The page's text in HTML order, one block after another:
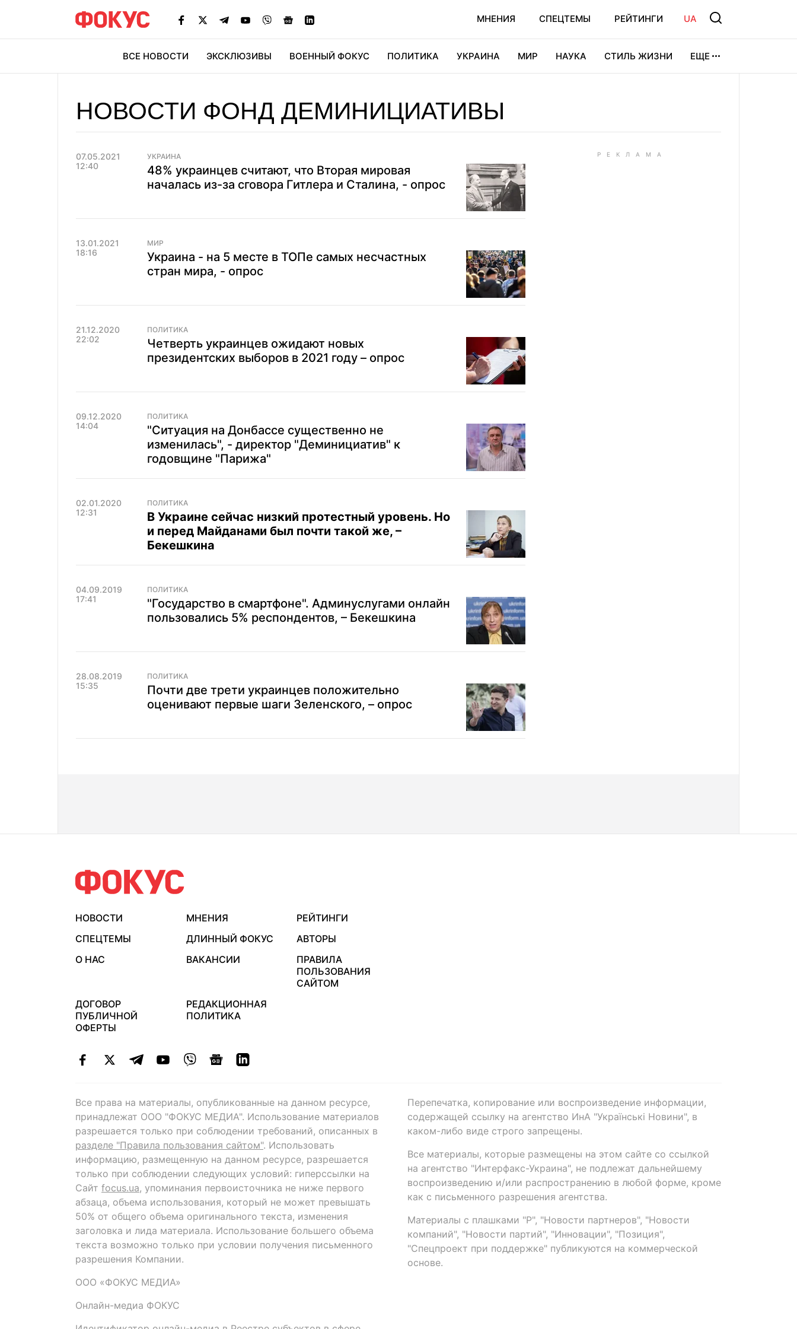
МНЕНИЯ СПЕЦТЕМЫ РЕЙТИНГИ UA
ВСЕ НОВОСТИ ЭКСКЛЮЗИВЫ ВОЕННЫЙ ФОКУС ПОЛИТИКА УКРАИНА МИР НАУКА СТИЛЬ ЖИЗНИ ЕЩЕ
НОВОСТИ ФОНД ДЕМИНИЦИАТИВЫ
07.05.2021
12:40
УКРАИНА
48% украинцев считают, что Вторая мировая
началась из-за сговора Гитлера и Сталина, - опрос
13.01.2021
18:16
МИР
Украина - на 5 месте в ТОПе самых несчастных
стран мира, - опрос
21.12.2020
22:02
ПОЛИТИКА
Четверть украинцев ожидают новых
президентских выборов в 2021 году – опрос
09.12.2020
14:04
ПОЛИТИКА
"Ситуация на Донбассе существенно не
изменилась", - директор "Деминициатив" к
годовщине "Парижа"
02.01.2020
12:31
ПОЛИТИКА
В Украине сейчас низкий протестный уровень. Но
и перед Майданами был почти такой же, –
Бекешкина
04.09.2019
17:41
ПОЛИТИКА
"Государство в смартфоне". Админуслугами онлайн
пользовались 5% респондентов, – Бекешкина
28.08.2019
15:35
ПОЛИТИКА
Почти две трети украинцев положительно
оценивают первые шаги Зеленского, – опрос
НОВОСТИ МНЕНИЯ
РЕЙТИНГИ
СПЕЦТЕМЫ
ДЛИННЫЙ ФОКУС
АВТОРЫ
О НАС
ВАКАНСИИ
ПРАВИЛА
ПОЛЬЗОВАНИЯ
САЙТОМ
ДОГОВОР
ПУБЛИЧНОЙ
ОФЕРТЫ
РЕДАКЦИОННАЯ
ПОЛИТИКА
Все права на материалы, опубликованные на данном ресурсе,
принадлежат ООО "ФОКУС МЕДИА". Использование материалов
разрешается только при соблюдении требований, описанных в
разделе "Правила пользования сайтом". Использовать
информацию, размещенную на данном ресурсе, разрешается
только при соблюдении следующих условий: гиперссылки на
Сайт focus.ua, упоминания первоисточника не ниже первого
абзаца, объема использования, который не может превышать
50% от общего объема оригинального текста, изменения
заголовка и лида материала. Использование большего объема
текста возможно только при условии получения письменного
разрешения Компании.
ООО «ФОКУС МЕДИА»
Онлайн-медиа ФОКУС
Перепечатка, копирование или воспроизведение информации,
содержащей ссылку на агентство ИнА "Українські Новини", в
каком-либо виде строго запрещены.
Все материалы, которые размещены на этом сайте со ссылкой
на агентство "Интерфакс-Украина", не подлежат дальнейшему
воспроизведению и/или распространению в любой форме, кроме
как с письменного разрешения агентства.
Материалы с плашками "Р", "Новости партнеров", "Новости
компаний", "Новости партий", "Инновации", "Позиция",
"Спецпроект при поддержке" публикуются на коммерческой
основе.